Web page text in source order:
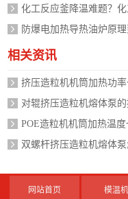
化工反应釜降温难题？
防爆电加热导热油炉原
相关资讯
挤压造粒机机筒加热功率
对辊挤压造粒机熔体泵的
POE造粒机机筒加热温度
双螺杆挤压造粒机熔体泵
网站首页 模温机